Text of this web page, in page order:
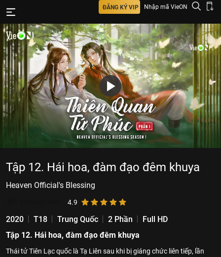
ĐĂNG KÝ VIP Nhập mã VieON
Tập 12. Hái hoa, đàm đạo đêm khuya
Heaven Official's Blessing
4.9
2020 T18 Trung Quốc 2 Phần
Full HD
Tập 12. Hái hoa, đàm đạo đêm khuya
Thái tử Tiên Lạc quốc là Tạ Liên sau khi bị giáng chức liên tiếp, lần